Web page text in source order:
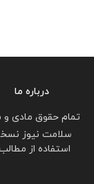
درباره ما
تمام حقوق مادی
سلامت نیوز
استفاده از